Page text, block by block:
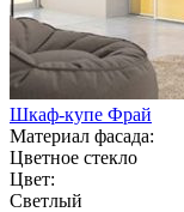
Шкаф-купе Фрай
Материал фасада:
Цветное стекло
Цвет:
Светлый